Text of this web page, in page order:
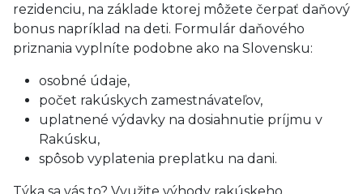
rezidenciu, na základe ktorej môžete čerpať daňový
bonus napríklad na deti. Formulár daňového
priznania vyplníte podobne ako na Slovensku:
osobné údaje,
počet rakúskych zamestnávateľov,
uplatnené výdavky na dosiahnutie príjmu v
Rakúsku,
spôsob vyplatenia preplatku na dani.